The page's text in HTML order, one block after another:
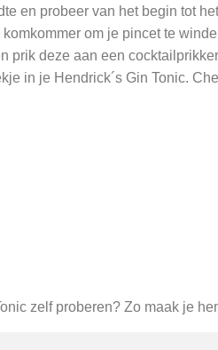
en probeer van het begin tot
om je pincet te
prik deze aan een
in je Hendrick´s Gin Tonic.
zelf proberen? Zo maak je